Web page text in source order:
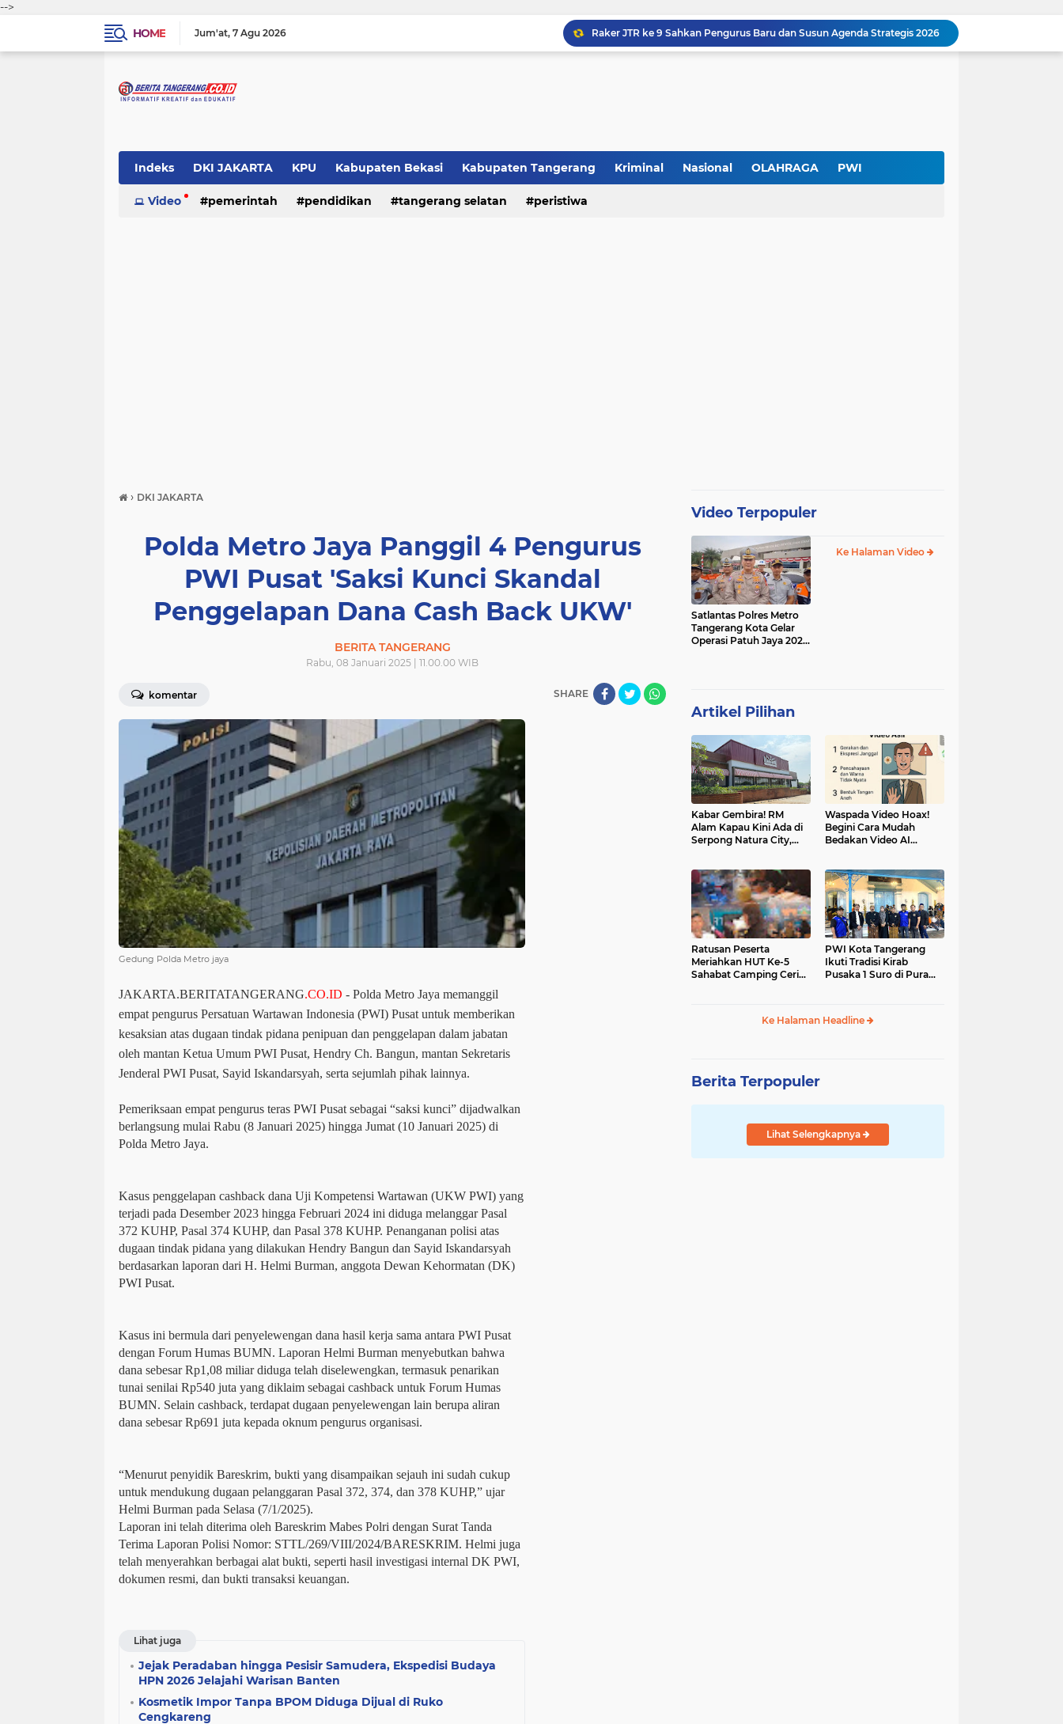
-->
HOME
Jum'at 7 Agu 2026
Raker JTR ke 9 Sahkan Pengurus Baru dan Susun Agenda Strategis 2026
Hadir di GIIAS 2026, Pro7 Auto Lighting Pamerkan Teknologi Pencahayaan Kendaraan Premium
Pemerintah Kota Tangerang bersama Pemprov Banten Mulai Tertibkan Kabel Udara
Indeks DKI JAKARTA KPU Kabupaten Bekasi Kabupaten Tangerang Kriminal Nasional OLAHRAGA PWI
Pemerintah Pendidikan Polri peristiwa
Video pemerintah pendidikan tangerang selatan peristiwa
› DKI JAKARTA
Polda Metro Jaya Panggil 4 Pengurus
PWI Pusat 'Saksi Kunci Skandal
Penggelapan Dana Cash Back UKW'
BERITA TANGERANG
Rabu, 08 Januari 2025 | 11.00.00 WIB
komentar SHARE
Gedung Polda Metro jaya
JAKARTA.BERITATANGERANG.CO.ID - Polda Metro Jaya memanggil
empat pengurus Persatuan Wartawan Indonesia (PWI) Pusat untuk memberikan
kesaksian atas dugaan tindak pidana penipuan dan penggelapan dalam jabatan
oleh mantan Ketua Umum PWI Pusat, Hendry Ch. Bangun, mantan Sekretaris
Jenderal PWI Pusat, Sayid Iskandarsyah, serta sejumlah pihak lainnya.
Pemeriksaan empat pengurus teras PWI Pusat sebagai “saksi kunci” dijadwalkan
berlangsung mulai Rabu (8 Januari 2025) hingga Jumat (10 Januari 2025) di
Polda Metro Jaya.
Kasus penggelapan cashback dana Uji Kompetensi Wartawan (UKW PWI) yang
terjadi pada Desember 2023 hingga Februari 2024 ini diduga melanggar Pasal
372 KUHP, Pasal 374 KUHP, dan Pasal 378 KUHP. Penanganan polisi atas
dugaan tindak pidana yang dilakukan Hendry Bangun dan Sayid Iskandarsyah
berdasarkan laporan dari H. Helmi Burman, anggota Dewan Kehormatan (DK)
PWI Pusat.
Kasus ini bermula dari penyelewengan dana hasil kerja sama antara PWI Pusat
dengan Forum Humas BUMN. Laporan Helmi Burman menyebutkan bahwa
dana sebesar Rp1,08 miliar diduga telah diselewengkan, termasuk penarikan
tunai senilai Rp540 juta yang diklaim sebagai cashback untuk Forum Humas
BUMN. Selain cashback, terdapat dugaan penyelewengan lain berupa aliran
dana sebesar Rp691 juta kepada oknum pengurus organisasi.
“Menurut penyidik Bareskrim, bukti yang disampaikan sejauh ini sudah cukup
untuk mendukung dugaan pelanggaran Pasal 372, 374, dan 378 KUHP,” ujar
Helmi Burman pada Selasa (7/1/2025).
Laporan ini telah diterima oleh Bareskrim Mabes Polri dengan Surat Tanda
Terima Laporan Polisi Nomor: STTL/269/VIII/2024/BARESKRIM. Helmi juga
telah menyerahkan berbagai alat bukti, seperti hasil investigasi internal DK PWI,
dokumen resmi, dan bukti transaksi keuangan.
Lihat juga
Jejak Peradaban hingga Pesisir Samudera, Ekspedisi Budaya
HPN 2026 Jelajahi Warisan Banten
Kosmetik Impor Tanpa BPOM Diduga Dijual di Ruko
Cengkareng
Video Terpopuler
Satlantas Polres Metro
Tangerang Kota Gelar
Operasi Patuh Jaya 2025,
Ke Halaman Video
Artikel Pilihan
Kabar Gembira! RM
Alam Kapau Kini Ada di
Serpong Natura City,
Waspada Video Hoax!
Begini Cara Mudah
Bedakan Video AI
Ratusan Peserta
Meriahkan HUT Ke-5
Sahabat Camping Ceria,
PWI Kota Tangerang
Ikuti Tradisi Kirab
Pusaka 1 Suro di Pura
Ke Halaman Headline
Berita Terpopuler
Lihat Selengkapnya